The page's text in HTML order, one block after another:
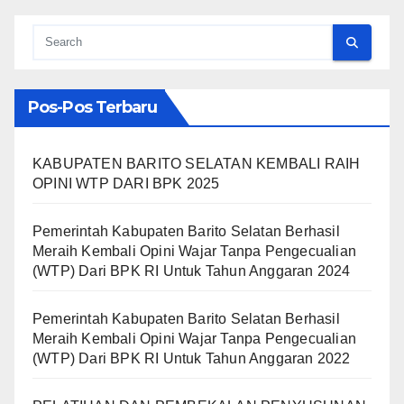
Pos-Pos Terbaru
KABUPATEN BARITO SELATAN KEMBALI RAIH
OPINI WTP DARI BPK 2025
Pemerintah Kabupaten Barito Selatan Berhasil
Meraih Kembali Opini Wajar Tanpa Pengecualian
(WTP) Dari BPK RI Untuk Tahun Anggaran 2024
Pemerintah Kabupaten Barito Selatan Berhasil
Meraih Kembali Opini Wajar Tanpa Pengecualian
(WTP) Dari BPK RI Untuk Tahun Anggaran 2022